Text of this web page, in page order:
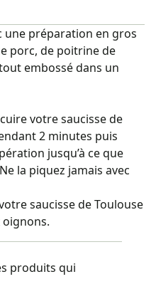
une préparation en gros
porc, de poitrine de
embossé dans un
votre saucisse de
2 minutes puis
jusqu’à ce que
la piquez jamais avec
saucisse de Toulouse
produits qui